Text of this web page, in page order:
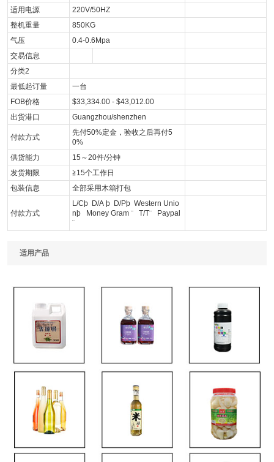
适用电源
220V/50HZ
整机重量
850KG
气压
0.4-0.6Mpa
交易信息
分类2
最低起订量
一台
FOB价格
$33,334.00 - $43,012.00
出货港口
Guangzhou/shenzhen
付款方式
先付50%定金，验收之后再付5
0%
供货能力
15～20件/分钟
发货期限
≧15个工作日
包装信息
全部采用木箱打包
付款方式
L/Cþ D/A þ D/Pþ Western Unio
nþ Money Gram ¨ T/T¨ Paypal
¨
适用产品